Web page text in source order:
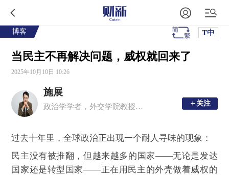
博客 T中
当民主不再解决问题，威权就回来了
2025年10月10日 10:26
施展
政治学学者，外交学院教授。外交学院世界政治研究中心主任 ＋关注
＋关注
过去十年里，全球政治正出现一个耐人寻味的现象：
民主没有被推翻，但越来越多的国家——无论是发达
国家还是转型国家——正在用民主的外壳做着威权的